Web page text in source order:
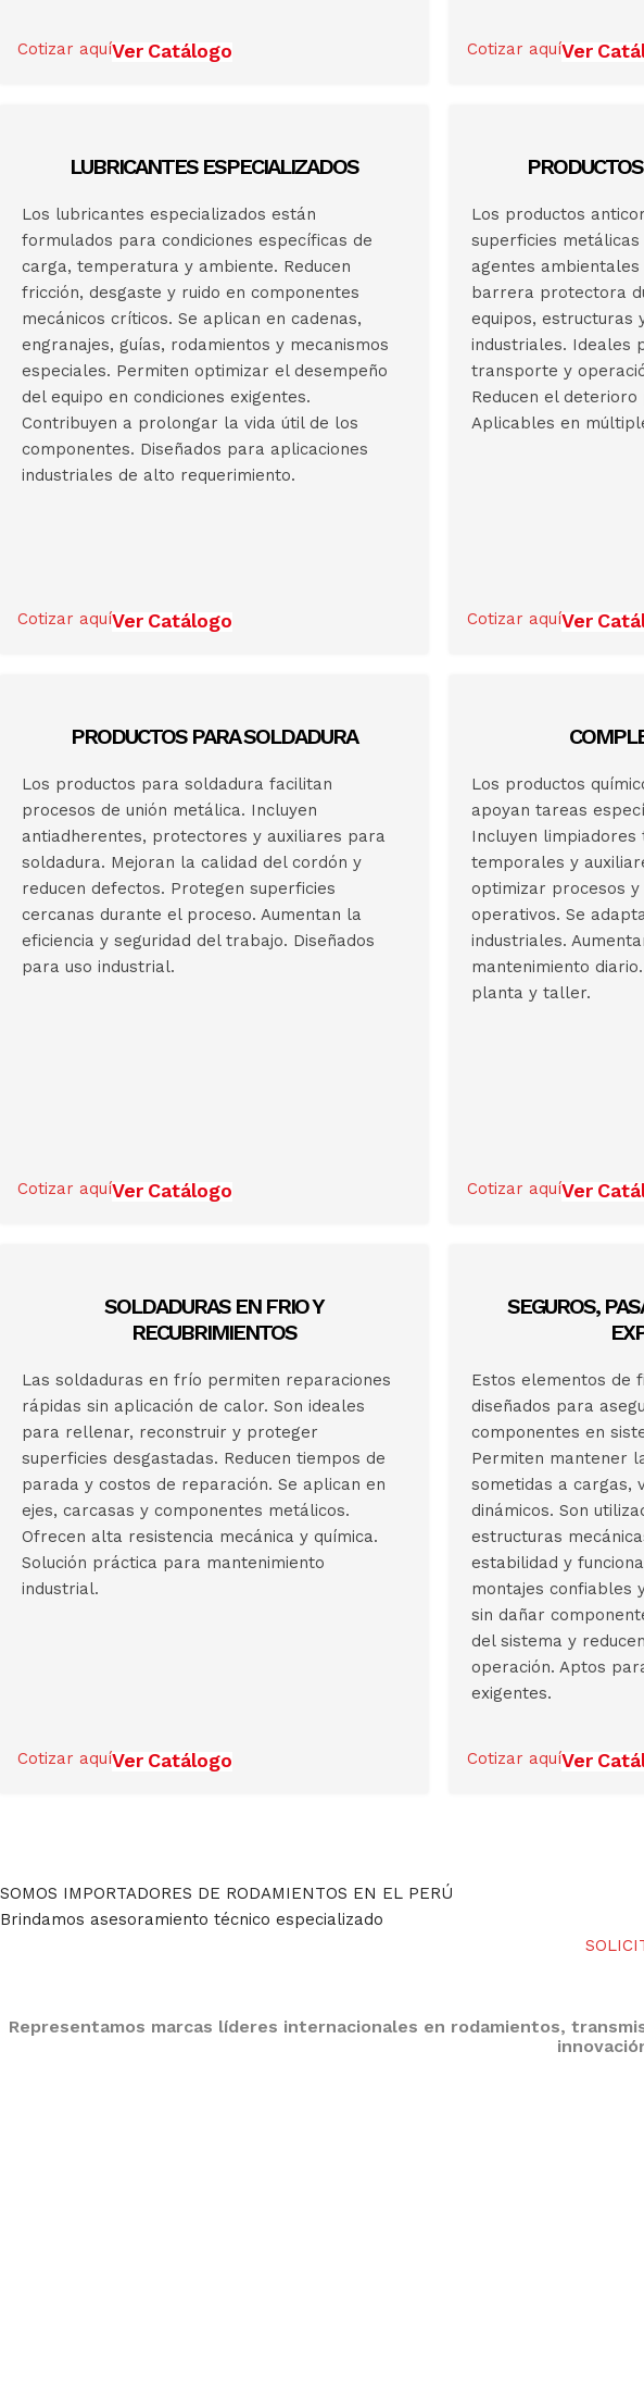
Cotizar aquíVer Catálogo Cotizar aquíVer
LUBRICANTES ESPECIALIZADOS
Los lubricantes especializados están
formulados para condiciones específicas de
carga, temperatura y ambiente. Reducen
fricción, desgaste y ruido en componentes
mecánicos críticos. Se aplican en cadenas,
engranajes, guías, rodamientos y mecanismos
especiales. Permiten optimizar el desempeño
del equipo en condiciones exigentes.
Contribuyen a prolongar la vida útil de los
componentes. Diseñados para aplicaciones
industriales de alto requerimiento.
Cotizar aquíVer Catálogo
Los productos
superficies
agentes ambientales
barrera protectora
equipos, estructuras
industriales. Ideales
transporte y
Reducen el
Aplicables en
Cotizar aquíVer
PRODUCTOS PARA SOLDADURA
Los productos para soldadura facilitan
procesos de unión metálica. Incluyen
antiadherentes, protectores y auxiliares para
soldadura. Mejoran la calidad del cordón y
reducen defectos. Protegen superficies
cercanas durante el proceso. Aumentan la
eficiencia y seguridad del trabajo. Diseñados
para uso industrial.
Cotizar aquíVer Catálogo
Los productos
apoyan tareas
Incluyen
temporales y
optimizar procesos
operativos. Se
industriales.
mantenimiento
planta y taller.
Cotizar aquíVer
SOLDADURAS EN FRIO Y
RECUBRIMIENTOS
Las soldaduras en frío permiten reparaciones
rápidas sin aplicación de calor. Son ideales
para rellenar, reconstruir y proteger
superficies desgastadas. Reducen tiempos de
parada y costos de reparación. Se aplican en
ejes, carcasas y componentes metálicos.
Ofrecen alta resistencia mecánica y química.
Solución práctica para mantenimiento
industrial.
Cotizar aquíVer Catálogo
SEGUROS,
Estos elementos de
diseñados para
componentes en
Permiten mantener
sometidas a cargas,
dinámicos. Son
estructuras
estabilidad y
montajes confiables
sin dañar
del sistema y
operación. Aptos
exigentes.
Cotizar aquíVer
SOMOS IMPORTADORES DE RODAMIENTOS EN EL PERÚ
Brindamos asesoramiento técnico especializado
Representamos marcas líderes internacionales en rodamientos,